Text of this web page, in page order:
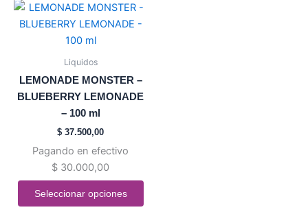
Liquidos
LEMONADE MONSTER –
BLUEBERRY LEMONADE
– 100 ml
$ 37.500,00
Pagando en efectivo
$ 30.000,00
Seleccionar opciones
Este
producto
tiene
múltiples
pueden
elegir
en
página